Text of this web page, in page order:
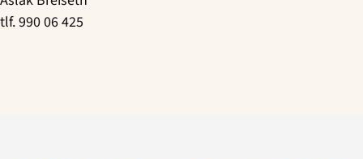
tlf. 990 06 425